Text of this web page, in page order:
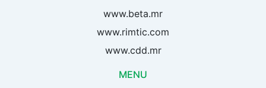
www.beta.mr
www.rimtic.com
www.cdd.mr
MENU